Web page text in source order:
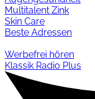
Multitalent Zink
Skin Care
Beste Adressen
Werbefrei hören
Klassik Radio Plus